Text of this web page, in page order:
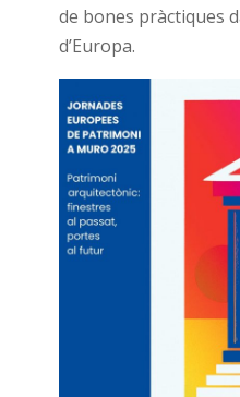
de bones pràctiques
d’Europa.